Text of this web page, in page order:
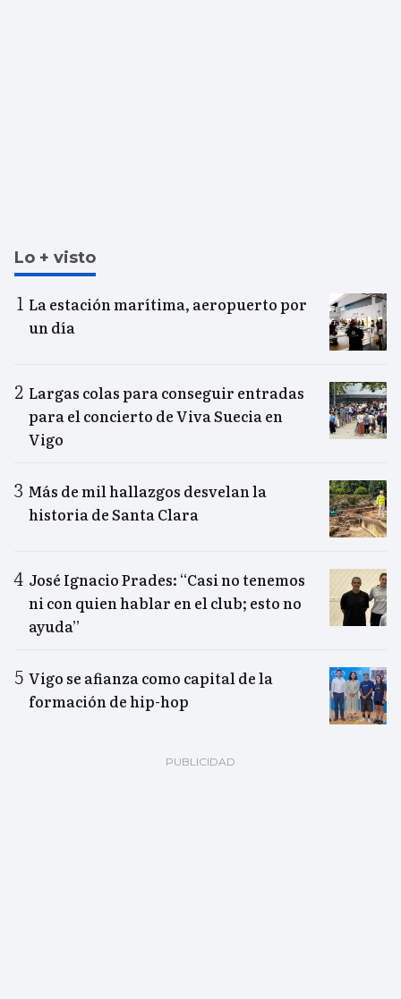
Lo + visto
La estación marítima, aeropuerto por
un día
Largas colas para conseguir entradas
para el concierto de Viva Suecia en
Vigo
Más de mil hallazgos desvelan la
historia de Santa Clara
José Ignacio Prades: “Casi no tenemos
ni con quien hablar en el club; esto no
ayuda”
Vigo se afianza como capital de la
formación de hip-hop